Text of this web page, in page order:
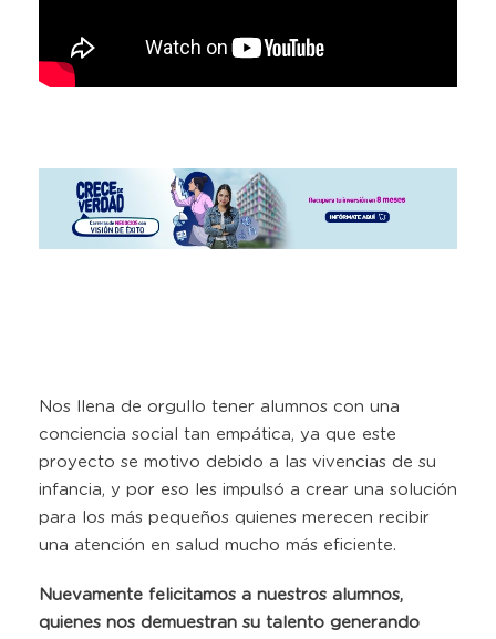
Nos llena de orgullo tener alumnos con una
conciencia social tan empática, ya que este
proyecto se motivo debido a las vivencias de su
infancia, y por eso les impulsó a crear una solución
para los más pequeños quienes merecen recibir
una atención en salud mucho más eficiente.
Nuevamente felicitamos a nuestros alumnos,
quienes nos demuestran su talento generando